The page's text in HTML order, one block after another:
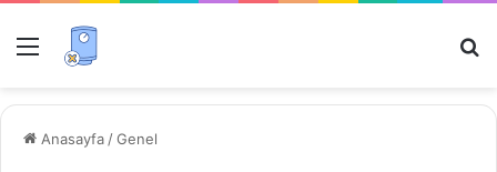
Menü
Anasayfa /Genel